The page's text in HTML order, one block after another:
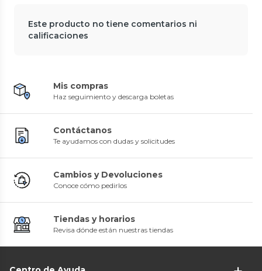
Este producto no tiene comentarios ni
calificaciones
Mis compras
Haz seguimiento y descarga boletas
Contáctanos
Te ayudamos con dudas y solicitudes
Cambios y Devoluciones
Conoce cómo pedirlos
Tiendas y horarios
Revisa dónde están nuestras tiendas